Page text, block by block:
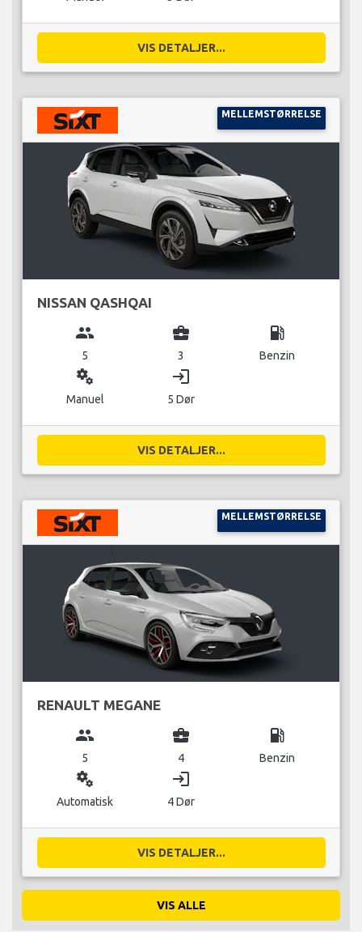
VIS DETALJER...
MELLEMSTØRRELSE
NISSAN QASHQAI
group
5
business_center
3
local_gas_station
Benzin
miscellaneous_services
Manuel
login
5 Dør
VIS DETALJER...
MELLEMSTØRRELSE
RENAULT MEGANE
group
5
business_center
4
local_gas_station
Benzin
miscellaneous_services
Automatisk
login
4 Dør
VIS DETALJER...
VIS ALLE